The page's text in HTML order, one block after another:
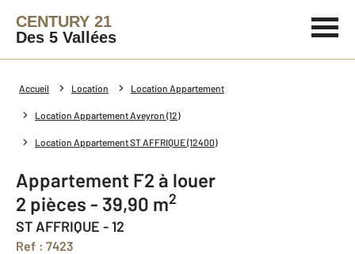
CENTURY 21
Des 5 Vallées
Accueil Location Location Appartement
Location Appartement Aveyron (12)
Location Appartement ST AFFRIQUE (12400)
Appartement F2 à louer
2 pièces - 39,90 m2
ST AFFRIQUE - 12
Ref : 7423